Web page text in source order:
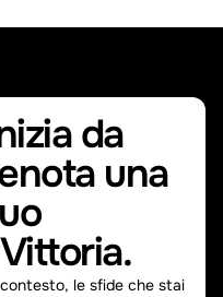
da
una
le sfide che stai